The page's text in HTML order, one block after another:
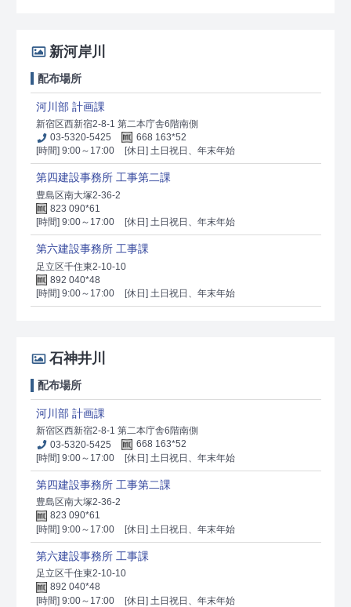
新河岸川
配布場所
河川部 計画課
新宿区西新宿2-8-1 第二本庁舎6階南側
03-5320-5425
668 163*52
[時間] 9:00～17:00
[休日] 土日祝日、年末年始
第四建設事務所 工事第二課
豊島区南大塚2-36-2
823 090*61
[時間] 9:00～17:00
[休日] 土日祝日、年末年始
第六建設事務所 工事課
足立区千住東2-10-10
892 040*48
[時間] 9:00～17:00
[休日] 土日祝日、年末年始
石神井川
配布場所
河川部 計画課
新宿区西新宿2-8-1 第二本庁舎6階南側
03-5320-5425
668 163*52
[時間] 9:00～17:00
[休日] 土日祝日、年末年始
第四建設事務所 工事第二課
豊島区南大塚2-36-2
823 090*61
[時間] 9:00～17:00
[休日] 土日祝日、年末年始
第六建設事務所 工事課
足立区千住東2-10-10
892 040*48
[時間] 9:00～17:00
[休日] 土日祝日、年末年始